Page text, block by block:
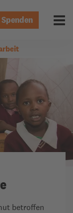
Spenden
betroffen